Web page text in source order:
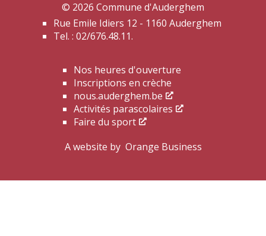
© 2026 Commune d'Auderghem
Rue Emile Idiers 12 - 1160 Auderghem
Tel. : 02/676.48.11.
Nos heures d'ouverture
Inscriptions en crèche
nous.auderghem.be
Activités parascolaires
Faire du sport
A website by Orange Business